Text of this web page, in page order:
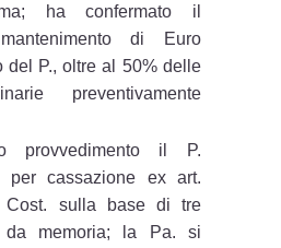
ha confermato il
di Euro
del P., oltre al 50% delle
preventivamente
provvedimento il P.
per cassazione ex art.
Cost. sulla base di tre
da memoria; la Pa. si